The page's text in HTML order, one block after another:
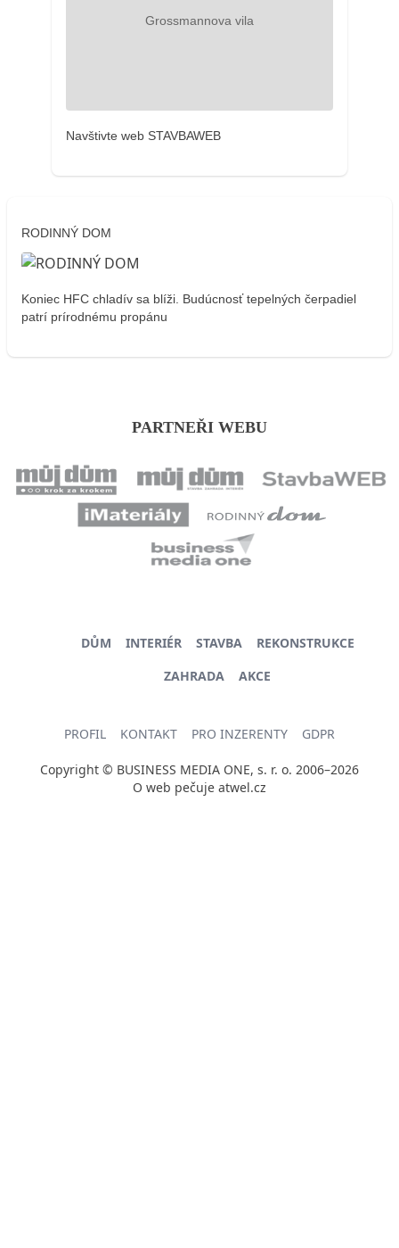
Navštivte web STAVBAWEB
RODINNÝ DOM
Koniec HFC chladív sa blíži. Budúcnosť tepelných čerpadiel
patrí prírodnému propánu
PARTNEŘI WEBU
DŮM INTERIÉR STAVBA
REKONSTRUKCE
ZAHRADA
AKCE
PROFIL KONTAKT PRO INZERENTY GDPR
Copyright © BUSINESS MEDIA ONE, s. r. o. 2006–2026